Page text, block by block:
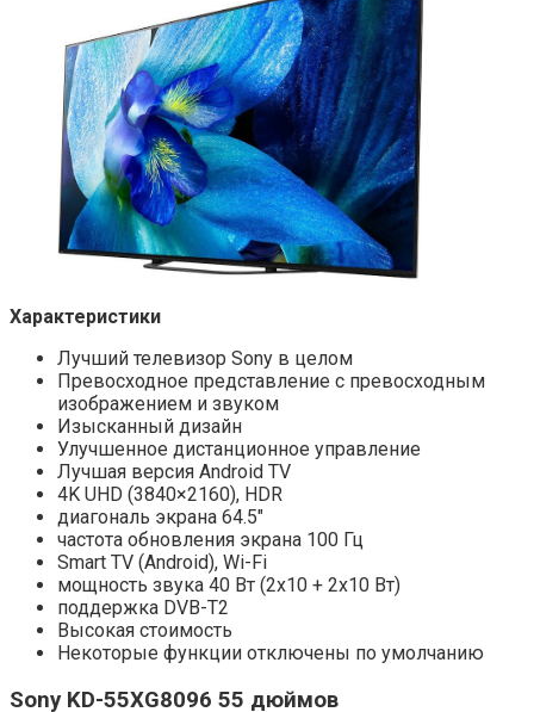
Характеристики
Лучший телевизор Sony в целом
Превосходное представление с превосходным
изображением и звуком
Изысканный дизайн
Улучшенное дистанционное управление
Лучшая версия Android TV
4K UHD (3840×2160), HDR
диагональ экрана 64.5″
частота обновления экрана 100 Гц
Smart TV (Android), Wi-Fi
мощность звука 40 Вт (2х10 + 2х10 Вт)
поддержка DVB-T2
Высокая стоимость
Некоторые функции отключены по умолчанию
SonyKD-55XG8096 55 дюймов